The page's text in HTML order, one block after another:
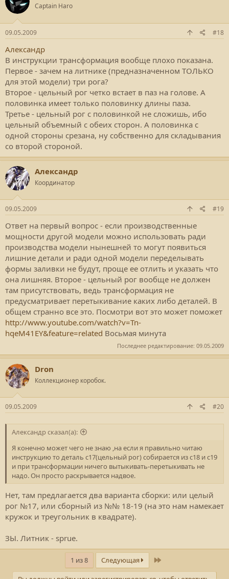
Captain Haro
09.05.2009 #18
Александр
В инструкции трансформация вообще плохо показана.
Первое - зачем на литнике (предназначенном ТОЛЬКО
для этой модели) три рога?
Второе - цельный рог четко встает в паз на голове. А
половинка имеет только половинку длины паза.
Третье - цельный рог с половинкой не сложишь, ибо
цельный объемный с обеих сторон. А половинка с
одной стороны срезана, ну собственно для складывания
со второй стороной.
Александр
Координатор
09.05.2009 #19
Ответ на первый вопрос - если производственные
мощности другой модели можно использовать ради
производства модели нынешней то могут появиться
лишние детали и ради одной модели переделывать
формы заливки не будут, проще ее отлить и указать что
она лишняя. Второе - цельный рог вообще не должен
там присутствовать, ведь трансформация не
предусматривает перетыкивание каких либо деталей. В
общем странно все это. Посмотри вот это может поможет
http://www.youtube.com/watch?v=Tn-
hqeM41EY&feature=related Восьмая минута
Последнее редактирование: 09.05.2009
Dron
Коллекционер коробок.
09.05.2009 #20
Александр сказал(а):
Я конечно может чего не знаю ,на если я правильно читаю
инструкцию то деталь с17(цельный рог) собирается из с18 и с19
и при трансформации ничего вытыкивать-перетыкивать не
надо. Он просто раскрывается надвое.
Нет, там предлагается два варианта сборки: или целый
рог №17, или сборный из №№ 18-19 (на это нам намекает
кружок и треугольник в квадрате).
ЗЫ. Литник - sprue.
1 из 8 Следующая Последний